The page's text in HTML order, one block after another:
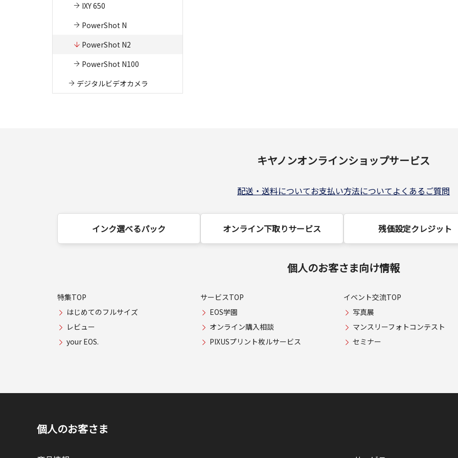
IXY 650
PowerShot N
PowerShot N2
PowerShot N100
デジタルビデオカメラ
キヤノンオンラインショップサービス
配送・送料についてお支払い方法についてよくあるご質問
インク選べるパック オンライン下取りサービス 残価設定クレジット
個人のお客さま向け情報
特集TOP
はじめてのフルサイズ
レビュー
your EOS.
サービスTOP
EOS学園
オンライン購入相談
PIXUSプリント枚ルサービス
イベント交流TOP
写真展
マンスリーフォトコンテスト
セミナー
個人のお客さま